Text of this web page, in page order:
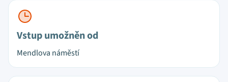
Vstup umožněn od
Mendlova náměstí